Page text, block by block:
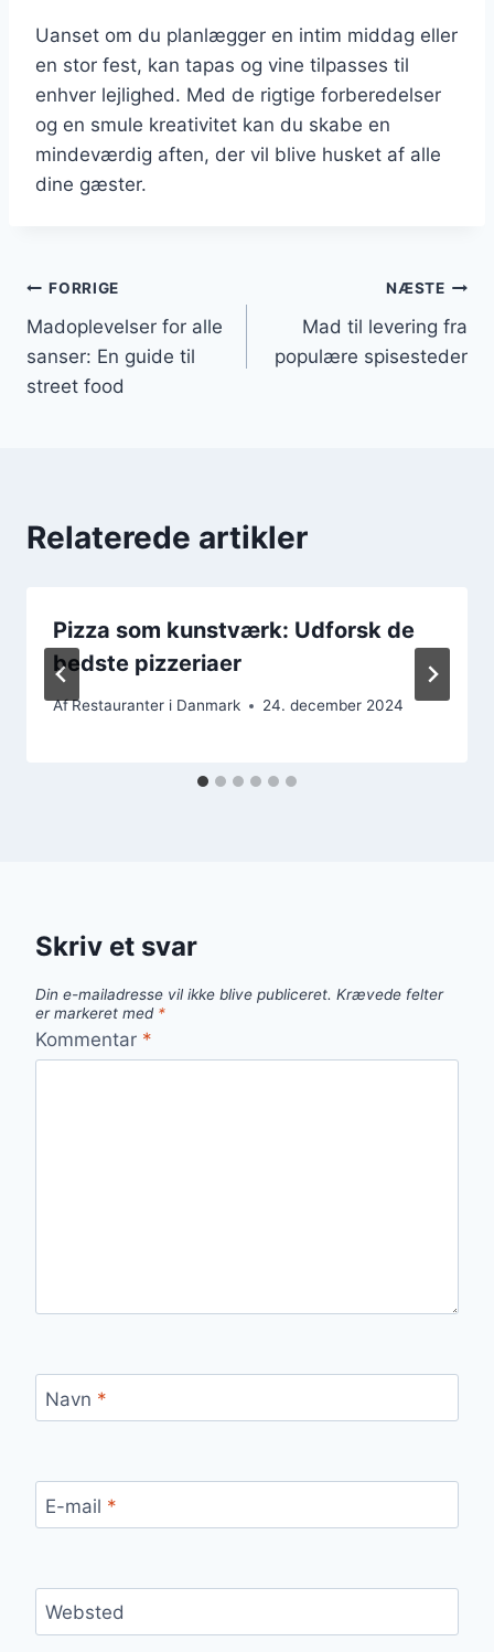
Uanset om du planlægger en intim middag eller
en stor fest, kan tapas og vine tilpasses til
enhver lejlighed. Med de rigtige forberedelser
og en smule kreativitet kan du skabe en
mindeværdig aften, der vil blive husket af alle
dine gæster.
Indlægsnavigation
FORRIGE
Madoplevelser for alle
sanser: En guide til
street food
NÆSTE
Mad til levering fra
populære spisesteder
Relaterede artikler
Pizza som kunstværk: Udforsk de
bedste pizzeriaer
AfRestauranter i Danmark 24. december 2024
Skriv et svar
Din e-mailadresse vil ikke blive publiceret. Krævede felter
er markeret med *
Kommentar *
Navn *
E-mail *
Websted